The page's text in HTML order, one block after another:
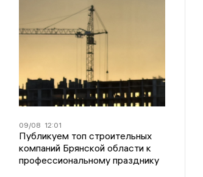
09/08 12:01
Публикуем топ строительных
компаний Брянской области к
профессиональному празднику